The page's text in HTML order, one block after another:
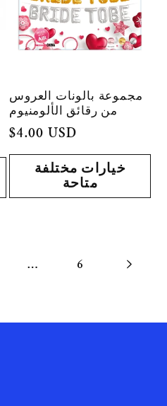
مجموعة بالونات العروس
من رقائق الألومنيوم
السعر
العادي
$4.00 USD
خيارات مختلفة
متاحة
… 6